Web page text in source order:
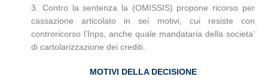
3. Contro la sentenza la (OMISSIS) propone ricorso per
cassazione articolato in sei motivi, cui resiste con
controricorso l’Inps, anche quale mandataria della societa’
di cartolarizzazione dei crediti.
MOTIVI DELLA DECISIONE